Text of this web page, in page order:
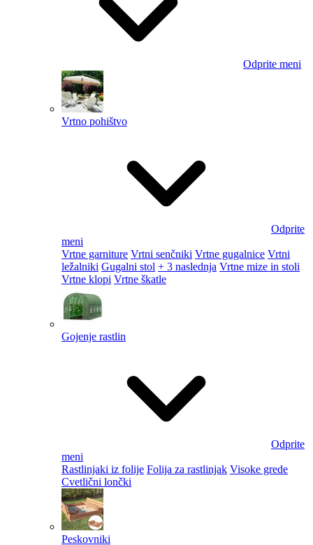
Odprite meni
Vrtno pohištvo
Odprite
meni
Vrtne garniture Vrtni senčniki Vrtne gugalnice Vrtni
ležalniki Gugalni stol + 3 naslednja Vrtne mize in stoli
Vrtne klopi Vrtne škatle
Gojenje rastlin
Odprite
meni
Rastlinjaki iz folije Folija za rastlinjak Visoke grede
Cvetlični lončki
Peskovniki